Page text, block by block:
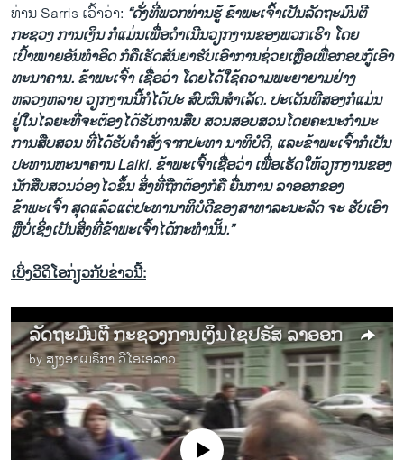
ທ່ານ Sarris ເວົ້າວ່າ: “ດັ່ງທີ່ພວກທ່ານຮູ້ ຂ້າພະເຈົ້າເປັນລັດຖະມົນຕີ
ກະຊວງ ການເງິນ ກໍແມ່ນເພື່ອດໍາເນີນວຽກງານຂອງພວກເຮົາ ໂດຍ
ເປົ້າໝາຍອັນທໍາອິດ ກໍຄືເຮັດສັນຍາຮັບເອົາການຊ່ວຍເຫຼືອເພື່ອກອບກູ້ເອົາ
ທະນາຄານ. ຂ້າພະເຈົ້າ ເຊື່ອວ່າ ໂດຍໄດ້ໃຊ້ຄວາມພະຍາຍາມຢ່າງ
ຫລວງຫລາຍ ວຽກງານນີ້ກໍໄດ້ປະ ສົບຜົນສໍາເລັດ. ປະເດັນທີສອງກໍແມ່ນ
ຢູ່ໃນໄລຍະທີ່ຈະຕ້ອງໄດ້ຮັບການສືບ ສວນສອບສວນໂດຍຄະນະກໍາມະ
ການສືບສວນ ທີ່ໄດ້ຮັບຄໍາສັ່ງຈາກປະທາ ນາທິບໍດີ, ແລະຂ້າພະເຈົ້າກໍເປັນ
ປະທານທະນາຄານ Laiki. ຂ້າພະເຈົ້າເຊື່ອວ່າ ເພື່ອເຮັດໃຫ້ວຽກງານຂອງ
ນັກສືບສວນວ່ອງໄວຂຶ້ນ ສິ່ງທີ່ຖືກຕ້ອງກໍຄື ຍື່ນການ ລາອອກຂອງ
ຂ້າພະເຈົ້າ ສຸດແລ້ວແຕ່ປະທານາທິບໍດີຂອງສາທາລະນະລັດ ຈະ ຮັບເອົາ
ຫຼືບໍ່ເຊິ່ງເປັນສິ່ງທີ່ຂ້າພະເຈົ້າໄດ້ກະທໍານັ້ນ.”
ເບິ່ງວີດິໂອກ່ຽວກັບຂ່າວນີ້:
ລັດຖະມົນຕີ ກະຊວງການເງິນໄຊປຣັສ ລາອອກ
byສຽງອາເມຣິກາ ວີໂອເອລາວ
No media source currently available